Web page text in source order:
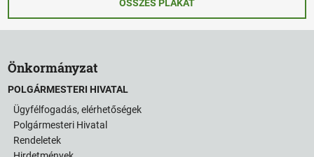
ÖSSZES PLAKÁT
Önkormányzat
POLGÁRMESTERI HIVATAL
Ügyfélfogadás, elérhetőségek
Polgármesteri Hivatal
Rendeletek